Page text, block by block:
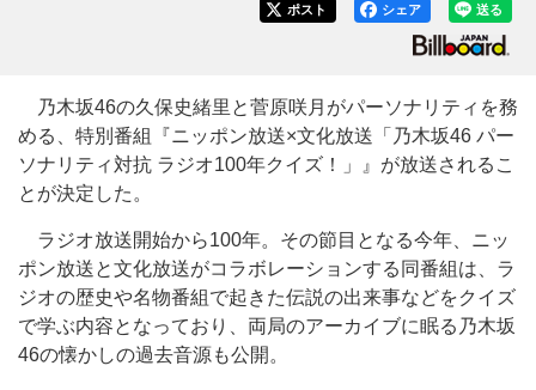
送る
シェア
ポスト
乃木坂46の久保史緒里と菅原咲月がパーソナリティを務
める、特別番組『ニッポン放送×文化放送「乃木坂46 パー
ソナリティ対抗 ラジオ100年クイズ！」』が放送されるこ
とが決定した。
ラジオ放送開始から100年。その節目となる今年、ニッ
ポン放送と文化放送がコラボレーションする同番組は、ラ
ジオの歴史や名物番組で起きた伝説の出来事などをクイズ
で学ぶ内容となっており、両局のアーカイブに眠る乃木坂
46の懐かしの過去音源も公開。